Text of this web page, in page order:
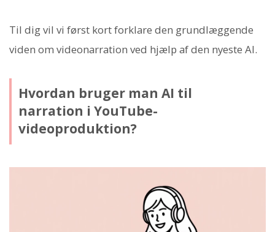
Til dig vil vi først kort forklare den grundlæggende
viden om videonarration ved hjælp af den nyeste AI.
Hvordan bruger man AI til
narration i YouTube-
videoproduktion?